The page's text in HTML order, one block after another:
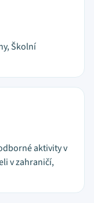
Školní
aktivity v
v zahraničí,